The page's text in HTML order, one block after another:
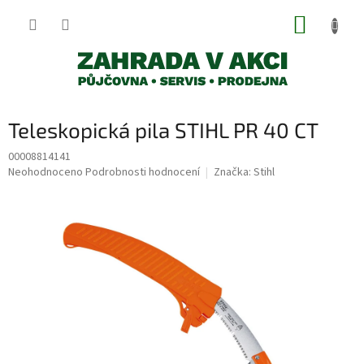
Teleskopická pila STIHL PR 40 CT
00008814141
Průměrné
Neohodnoceno Podrobnosti hodnocení Značka: Stihl